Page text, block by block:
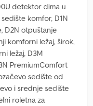
detektor dima u
komfor, D1N
D2N otpuštanje
komforni ležaj, širok,
ležaj, D3M
PremiumComfort
sedište od
i srednje sedište
roletna za